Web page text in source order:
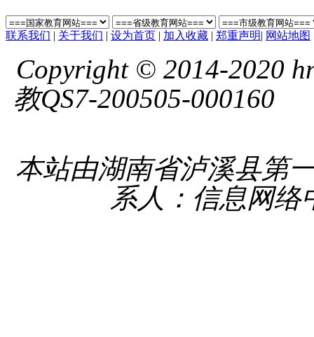
联系我们 | 关于我们 | 设为首页 | 加入收藏 | 郑重声明| 网站地图
Copyright © 2014-2020
教QS7-200505-000160
本站由湖南省泸溪县第
系人：信息网络